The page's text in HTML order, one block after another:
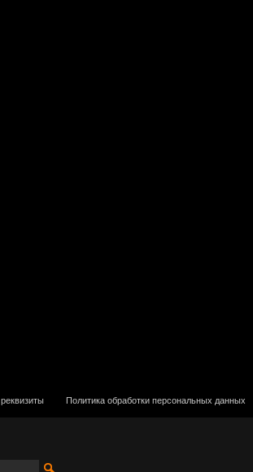
Политика обработки персональных данных